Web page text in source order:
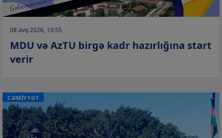
08 avq 2026, 19:55
MDU və AzTU birgə kadr hazırlığına start
verir
CƏMİYYƏT